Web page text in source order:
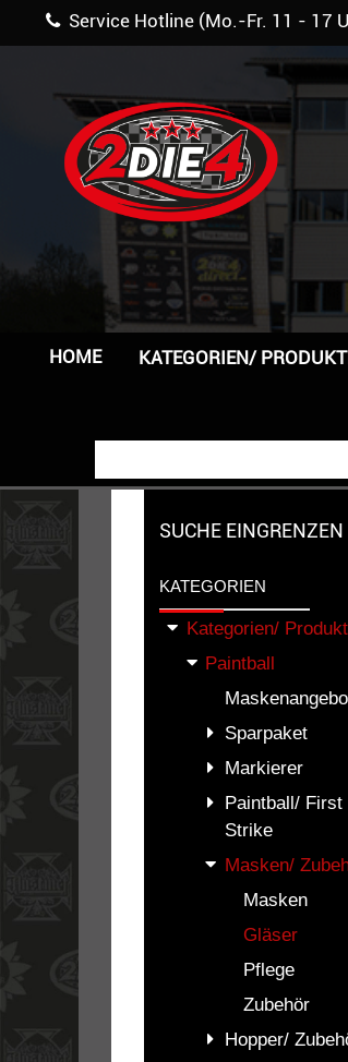
Service Hotline (Mo.-Fr. 11 -
HOME KATEGORIEN/
SUCHE EINGRENZEN
KATEGORIEN
Kategorien/
Paintball
Sparpaket
Markierer
Paintball/ First
Strike
Masken/
Masken
Gläser
Pflege
Zubehör
Hopper/